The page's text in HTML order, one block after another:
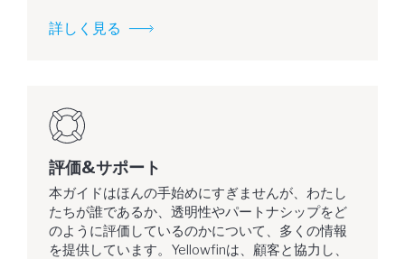
詳しく見る
評価&サポート
本ガイドはほんの手始めにすぎませんが、わたし
たちが誰であるか、透明性やパートナシップをど
のように評価しているのかについて、多くの情報
を提供しています。Yellowfinは、顧客と協力し、